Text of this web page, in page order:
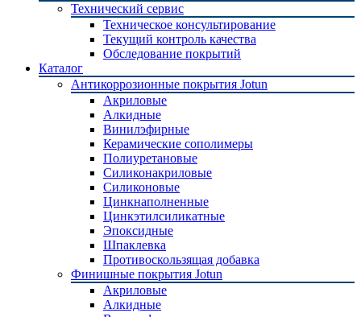
Технический сервис
Техническое консультирование
Текущий контроль качества
Обследование покрытий
Каталог
Антикоррозионные покрытия Jotun
Акриловые
Алкидные
Винилэфирные
Керамические сополимеры
Полиуретановые
Силиконакриловые
Силиконовые
Цинкнаполненные
Цинкэтилсиликатные
Эпоксидные
Шпаклевка
Противоскользящая добавка
Финишные покрытия Jotun
Акриловые
Алкидные